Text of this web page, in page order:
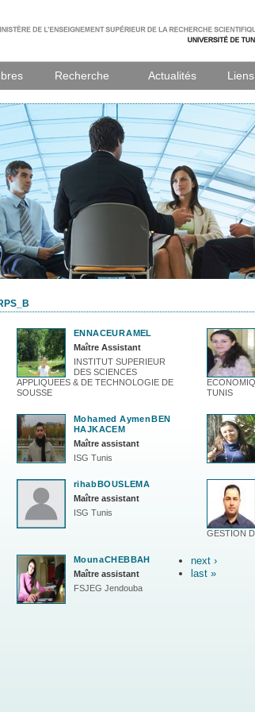
Recherche Actualités Liens
ENNACEURAMEL
Maître Assistant
INSTITUT SUPERIEUR
DES SCIENCES
APPLIQUEES & DE TECHNOLOGIE DE
SOUSSE
TUNIS
Mohamed AymenBEN
HAJKACEM
Maître assistant
ISG Tunis
rihabBOUSLEMA
Maître assistant
ISG Tunis
GESTION
MounaCHEBBAH
Maître assistant
FSJEG Jendouba
next ›
last »